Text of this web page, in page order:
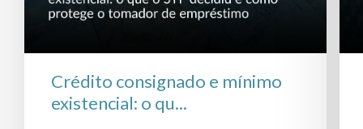
Crédito consignado e mínimo
existencial: o qu...